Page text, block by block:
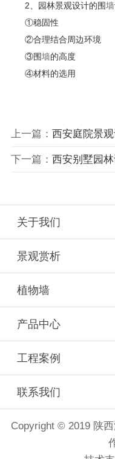
2、园林景观设计的围墙
①稳固性
②合理结合周边环境
③围墙的高度
④材料的选用
上一篇： 西安庭院景
下一篇： 西安别墅园
关于我们
景观赏析
植物墙
产品中心
工程案例
联系我们
Copyright © 2019 陕